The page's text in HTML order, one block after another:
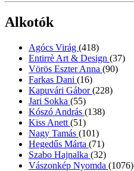
Alkotók
Agócs Virág (418)
Entirrè Art & Design (37)
Vörös Eszter Anna (90)
Farkas Dani (16)
Kapuvári Gábor(228)
Jari Sokka (55)
Kószó András (138)
Kiss Anett (51)
Nagy Tamás (101)
Hegedűs Márta (71)
Szabo Hajnalka (32)
Vászonkép Nyomda (1076)